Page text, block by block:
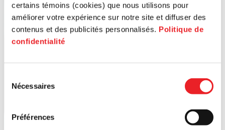
certains témoins (cookies) que nous utilisons pour
améliorer votre expérience sur notre site et diffuser des
contenus et des publicités personnalisés. Politique de
confidentialité
Nécessaires
Préférences